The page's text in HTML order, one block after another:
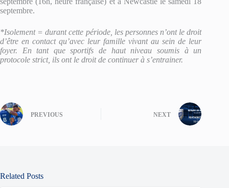
septembre.
*Isolement = durant cette période, les personnes n’ont le droit
d’être en contact qu’avec leur famille vivant au sein de leur
foyer. En tant que sportifs de haut niveau soumis à un
protocole strict, ils ont le droit de continuer à s’entrainer.
PREVIOUS NEXT
Related Posts